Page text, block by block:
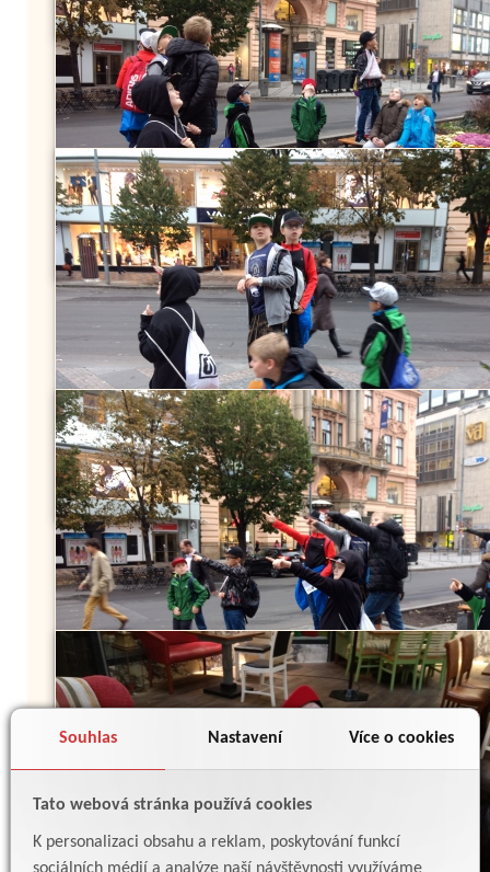
Souhlas Nastavení Více o cookies
Tato webová stránka používá cookies
K personalizaci obsahu a reklam, poskytování funkcí